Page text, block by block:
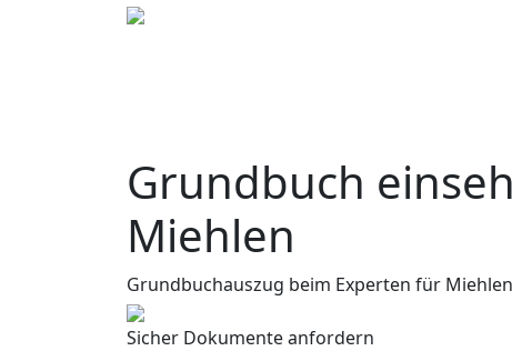
Grundbuch
Miehlen
Grundbuchauszug beim Experten für
Sicher Dokumente anfordern